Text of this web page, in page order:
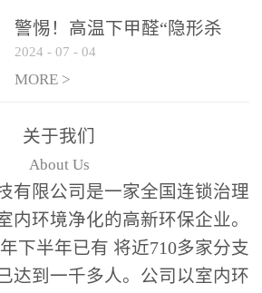
警惕！高温下甲醛“隐形杀
手”来袭，你的家安全吗？
2024 - 07 - 04
MORE >
关于我们
About Us
有限公司是一家全国连锁治理
内环境净化的高新环保企业。
下半年已有 将近710多家分支
达到一千多人。公司以室内环